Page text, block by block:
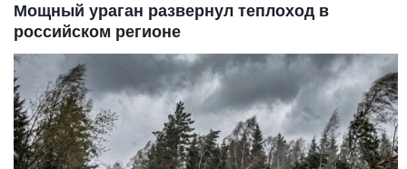
Мощный ураган развернул теплоход в
российском регионе